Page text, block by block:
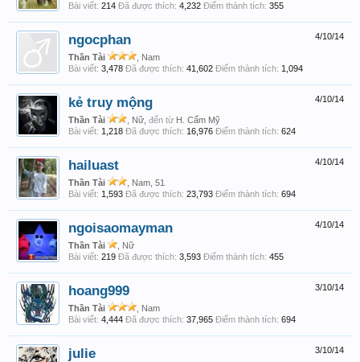
Bài viết: 214 Đã được thích: 4,232 Điểm thành tích: 355
4/10/14
ngocphan
Thần Tài
, Nam
Bài viết: 3,478 Đã được thích: 41,602 Điểm thành tích: 1,094
4/10/14
kẻ truy mộng
Thần Tài , Nữ, đến từ H. Cẩm Mỹ
Bài viết: 1,218 Đã được thích: 16,976 Điểm thành tích: 624
4/10/14
hailuast
Thần Tài
, Nam, 51
Bài viết: 1,593 Đã được thích: 23,793 Điểm thành tích: 694
4/10/14
ngoisaomayman
Thần Tài
, Nữ
Bài viết: 219 Đã được thích: 3,593 Điểm thành tích: 455
3/10/14
hoang999
Thần Tài
, Nam
Bài viết: 4,444 Đã được thích: 37,965 Điểm thành tích: 694
3/10/14
julie